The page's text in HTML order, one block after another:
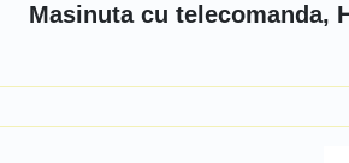
Masinuta cu telecomanda,